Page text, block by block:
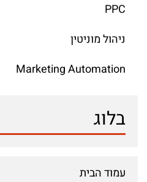
PPC
ניהול מוניטין
Marketing Automation
בלוג
עמוד הבית